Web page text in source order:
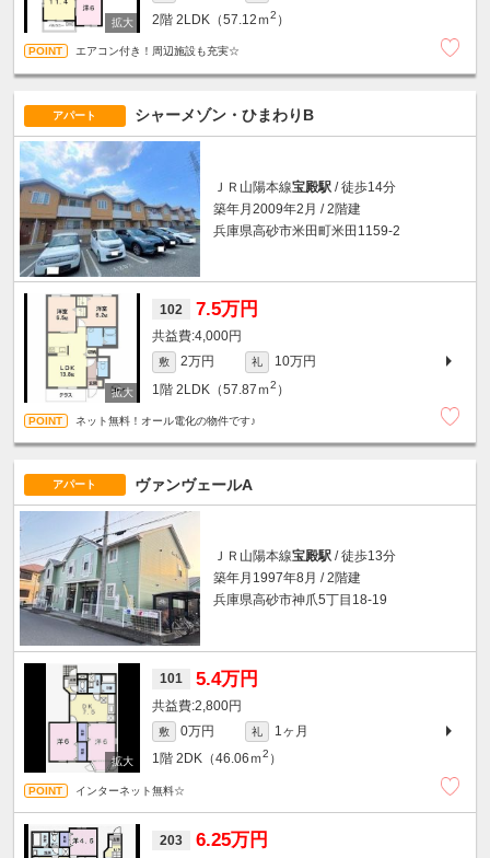
2階 2LDK（57.12ｍ2 ）
エアコン付き！周辺施設も充実☆
アパート シャーメゾン・ひまわりB
ＪＲ山陽本線宝殿駅 / 徒歩14分
築年月2009年2月 / 2階建
兵庫県高砂市米田町米田1159-2
102 7.5万円
4,000円
敷 2万円 礼
10万円
1階 2LDK（57.87ｍ2 ）
ネット無料！オール電化の物件です♪
アパート ヴァンヴェールA
ＪＲ山陽本線宝殿駅 / 徒歩13分
築年月1997年8月 / 2階建
兵庫県高砂市神爪5丁目18-19
101 5.4万円
2,800円
敷 0万円 礼
1ヶ月
1階 2DK（46.06ｍ2 ）
インターネット無料☆
203 6.25万円